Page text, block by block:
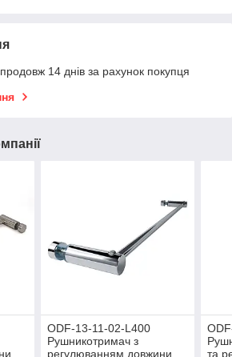
14 днів за рахунок покупця
ODF-13-11-02-L400
Рушникотримач з
регулюванням довжини
та